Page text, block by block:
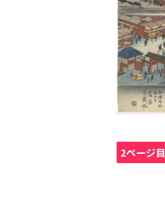
2ページ目